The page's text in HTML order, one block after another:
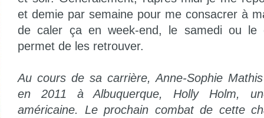
et demie par semaine pour me consacrer à
de caler ça en week-end, le samedi ou le
permet de les retrouver.
Au cours de sa carrière, Anne-Sophie
en 2011 à Albuquerque, Holly Holm,
américaine. Le prochain combat de cette